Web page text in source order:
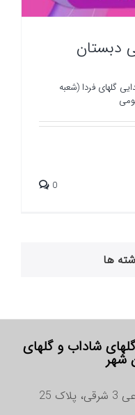
دبستان
گلهای فردا (شعبه
0
ها
شاداب و گلهای
شهر
25